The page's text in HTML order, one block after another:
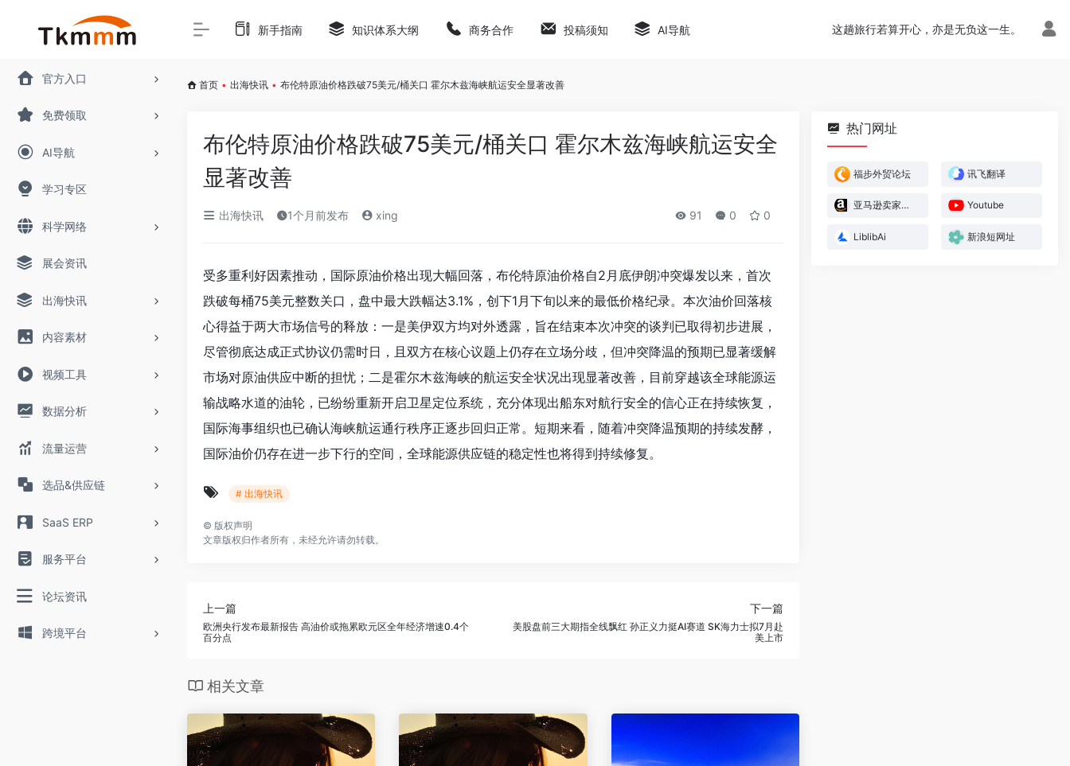
官方入口
免费领取
AI导航
学习专区
科学网络
展会资讯
出海快讯
内容素材
视频工具
数据分析
流量运营
选品&供应链
SaaS ERP
服务平台
论坛资讯
跨境平台
新手指南 知识体系大纲 商务合作 投稿须知 AI导航 这趟旅行若算开心，亦是无负这一生。
首页 • 出海快讯 • 布伦特原油价格跌破75美元/桶关口 霍尔木兹海峡航运安全显著改善
布伦特原油价格跌破75美元/桶关口 霍尔木兹海峡航运安全
显著改善
出海快讯 1个月前发布 xing 91 0 0
受多重利好因素推动，国际原油价格出现大幅回落，布伦特原油价格自2月底伊朗冲突爆发以来，首次
跌破每桶75美元整数关口，盘中最大跌幅达3.1%，创下1月下旬以来的最低价格纪录。本次油价回落核
心得益于两大市场信号的释放：一是美伊双方均对外透露，旨在结束本次冲突的谈判已取得初步进展，
尽管彻底达成正式协议仍需时日，且双方在核心议题上仍存在立场分歧，但冲突降温的预期已显著缓解
市场对原油供应中断的担忧；二是霍尔木兹海峡的航运安全状况出现显著改善，目前穿越该全球能源运
输战略水道的油轮，已纷纷重新开启卫星定位系统，充分体现出船东对航行安全的信心正在持续恢复，
国际海事组织也已确认海峡航运通行秩序正逐步回归正常。短期来看，随着冲突降温预期的持续发酵，
国际油价仍存在进一步下行的空间，全球能源供应链的稳定性也将得到持续修复。
# 出海快讯
© 版权声明
文章版权归作者所有，未经允许请勿转载。
上一篇
欧洲央行发布最新报告 高油价或拖累欧元区全年经济增速0.4个
百分点
下一篇
美股盘前三大期指全线飘红 孙正义力挺AI赛道 SK海力士拟7月赴
美上市
相关文章
热门网址
福步外贸论坛 讯飞翻译
亚马逊卖家官方论坛 Youtube
LiblibAi 新浪短网址